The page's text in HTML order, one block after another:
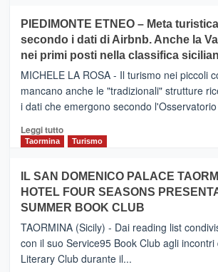
CATANIA
–
Inaugurato
il
nuovo
collegamento
tra
e
Zanzibar
da
Neos
PIEDIMONTE ETNEO – Meta
secondo i dati di Airbnb. Anche la
nei primi posti nella classifica
MICHELE LA ROSA - Il turismo nei piccoli
mancano anche le "tradizionali" strutture
i dati che emergono secondo
Leggi tuttoLeggi
PIEDIMONTE
ETNEO
–
Meta
turistica
privilegiata
secondo
Taormina Turismo
IL SAN DOMENICO PALACE
HOTEL FOUR SEASONS
SUMMER BOOK CLUB
TAORMINA (Sicily) - Dai reading list
con il suo Service95 Book Club agli incontri
Literary Club durante il...